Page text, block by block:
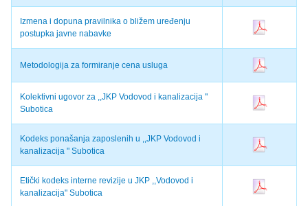
Izmena i dopuna pravilnika o bližem uređenju
postupka javne nabavke
Metodologija za formiranje cena usluga
Kolektivni ugovor za ,,JKP Vodovod i kanalizacija "
Subotica
Kodeks ponašanja zaposlenih u ,,JKP Vodovod i
kanalizacija " Subotica
Etički kodeks interne revizije u JKP ,,Vodovod i
kanalizacija" Subotica